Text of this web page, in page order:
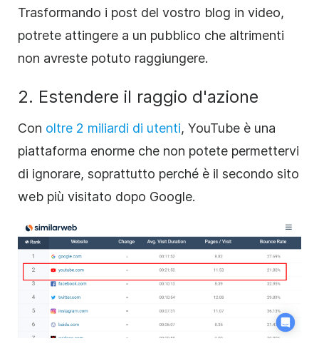
Trasformando i post del vostro blog in video,
potrete attingere a un pubblico che altrimenti
non avreste potuto raggiungere.
2. Estendere il raggio d'azione
Con oltre 2 miliardi di utenti, YouTube è una
piattaforma enorme che non potete permettervi
di ignorare, soprattutto perché è il secondo sito
web più visitato dopo Google.